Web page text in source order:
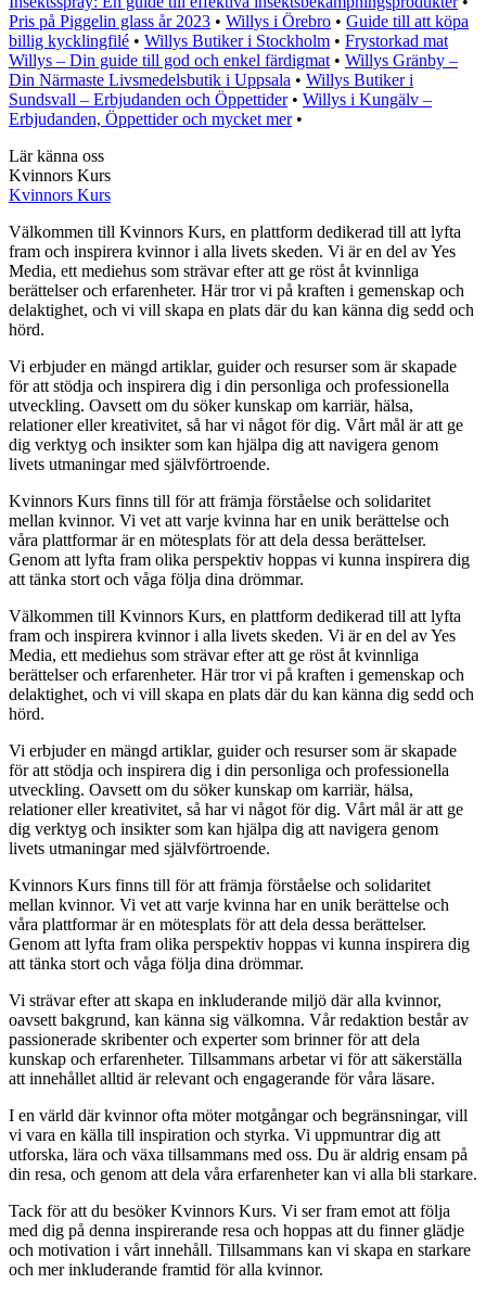
Pris på Piggelin glass år 2023 • Willys i Örebro • Guide till att köpa
billig kycklingfilé • Willys Butiker i Stockholm • Frystorkad mat
Willys – Din guide till god och enkel färdigmat • Willys Gränby –
Din Närmaste Livsmedelsbutik i Uppsala • Willys Butiker i
Sundsvall – Erbjudanden och Öppettider• Willys i Kungälv –
Erbjudanden, Öppettider och mycket mer•
Lär känna oss
Kvinnors Kurs
Kvinnors Kurs
Välkommen till Kvinnors Kurs, en plattform dedikerad till att lyfta
fram och inspirera kvinnor i alla livets skeden. Vi är en del av Yes
Media, ett mediehus som strävar efter att ge röst åt kvinnliga
berättelser och erfarenheter. Här tror vi på kraften i gemenskap och
delaktighet, och vi vill skapa en plats där du kan känna dig sedd och
hörd.
Vi erbjuder en mängd artiklar, guider och resurser som är skapade
för att stödja och inspirera dig i din personliga och professionella
utveckling. Oavsett om du söker kunskap om karriär, hälsa,
relationer eller kreativitet, så har vi något för dig. Vårt mål är att ge
dig verktyg och insikter som kan hjälpa dig att navigera genom
livets utmaningar med självförtroende.
Kvinnors Kurs finns till för att främja förståelse och solidaritet
mellan kvinnor. Vi vet att varje kvinna har en unik berättelse och
våra plattformar är en mötesplats för att dela dessa berättelser.
Genom att lyfta fram olika perspektiv hoppas vi kunna inspirera dig
att tänka stort och våga följa dina drömmar.
Välkommen till Kvinnors Kurs, en plattform dedikerad till att lyfta
fram och inspirera kvinnor i alla livets skeden. Vi är en del av Yes
Media, ett mediehus som strävar efter att ge röst åt kvinnliga
berättelser och erfarenheter. Här tror vi på kraften i gemenskap och
delaktighet, och vi vill skapa en plats där du kan känna dig sedd och
hörd.
Vi erbjuder en mängd artiklar, guider och resurser som är skapade
för att stödja och inspirera dig i din personliga och professionella
utveckling. Oavsett om du söker kunskap om karriär, hälsa,
relationer eller kreativitet, så har vi något för dig. Vårt mål är att ge
dig verktyg och insikter som kan hjälpa dig att navigera genom
livets utmaningar med självförtroende.
Kvinnors Kurs finns till för att främja förståelse och solidaritet
mellan kvinnor. Vi vet att varje kvinna har en unik berättelse och
våra plattformar är en mötesplats för att dela dessa berättelser.
Genom att lyfta fram olika perspektiv hoppas vi kunna inspirera dig
att tänka stort och våga följa dina drömmar.
Vi strävar efter att skapa en inkluderande miljö där alla kvinnor,
oavsett bakgrund, kan känna sig välkomna. Vår redaktion består av
passionerade skribenter och experter som brinner för att dela
kunskap och erfarenheter. Tillsammans arbetar vi för att säkerställa
att innehållet alltid är relevant och engagerande för våra läsare.
I en värld där kvinnor ofta möter motgångar och begränsningar, vill
vi vara en källa till inspiration och styrka. Vi uppmuntrar dig att
utforska, lära och växa tillsammans med oss. Du är aldrig ensam på
din resa, och genom att dela våra erfarenheter kan vi alla bli starkare.
Tack för att du besöker Kvinnors Kurs. Vi ser fram emot att följa
med dig på denna inspirerande resa och hoppas att du finner glädje
och motivation i vårt innehåll. Tillsammans kan vi skapa en starkare
och mer inkluderande framtid för alla kvinnor.